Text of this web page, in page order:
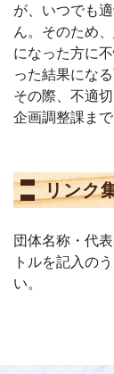
が、いつでも
ん。そのため、
になった方に
った結果にな
その際、不適
企画調整課ま
リンク
団体名称・代
トルを記入の
い。